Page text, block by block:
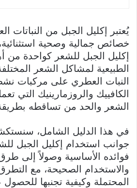
يُعتبر إكليل الجبل من النباتات
خصائص جمالية وصحية
إكليل الجبل للشعر كواحدة من
الطبيعية لمشاكل الشعر
النبات العطري على مركبات
الكافييك والروزمارينيك التي
الشعر والحد من تساقطه
في هذا الدليل الشامل،
جوانب استخدام إكليل الجبل
فوائده الأساسية وصولاً إلى
والاستخدام الصحيحة، مع
المحتملة وكيفية تجنبها